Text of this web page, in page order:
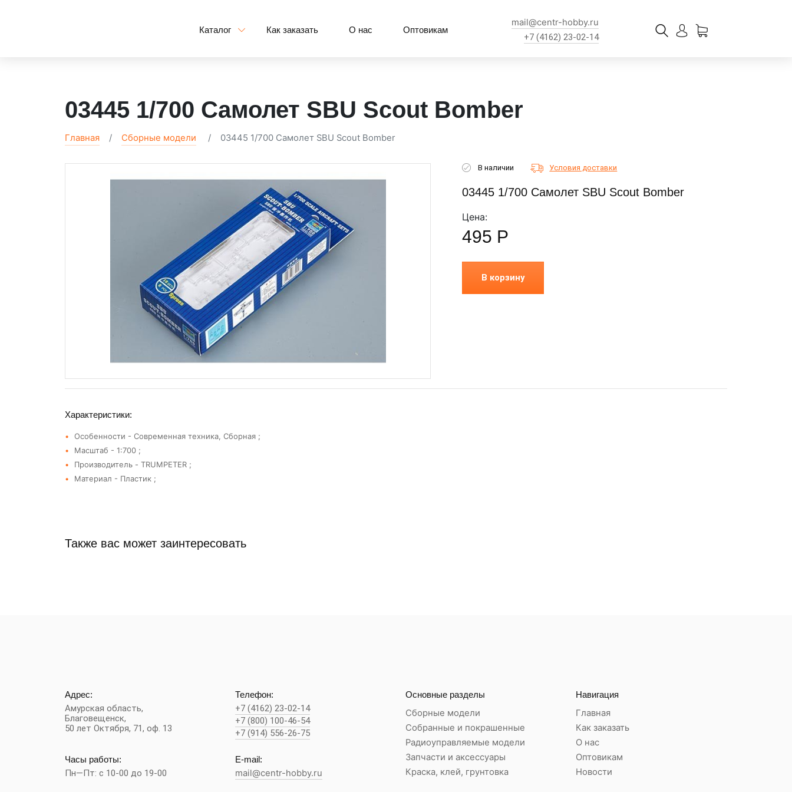
Каталог Как заказать О нас Оптовикам
mail@centr-hobby.ru
+7 (4162) 23-02-14
03445 1/700 Самолет SBU Scout Bomber
Главная Сборные модели 03445 1/700 Самолет SBU Scout Bomber
В наличии Условия доставки
03445 1/700 Самолет SBU Scout Bomber
Цена:
495 Р
В корзину
Характеристики:
Особенности - Современная техника, Сборная ;
Масштаб - 1:700 ;
Производитель - TRUMPETER ;
Материал - Пластик ;
Также вас может заинтересовать
Адрес:
Амурская область,
Благовещенск,
50 лет Октября, 71, оф. 13
Телефон:
+7 (4162) 23-02-14
+7 (800) 100-46-54
+7 (914) 556-26-75
Часы работы:
Пн—Пт: с 10-00 до 19-00
E-mail:
mail@centr-hobby.ru
Основные разделы
Сборные модели
Собранные и покрашенные
Радиоуправляемые модели
Запчасти и аксессуары
Краска, клей, грунтовка
Навигация
Главная
Как заказать
О нас
Оптовикам
Новости